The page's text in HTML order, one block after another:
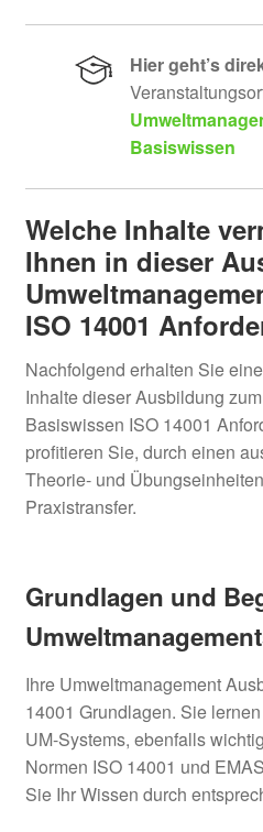
Hier geht’s
Basiswissen
Welche Inhalte
Ihnen in dieser
ISO 14001
Nachfolgend erhalten Sie
Inhalte dieser Ausbildung
Basiswissen ISO 14001
profitieren Sie, durch einen
Theorie- und
Praxistransfer.
Grundlagen und
Ihre Umweltmanagement
14001 Grundlagen. Sie
UM-Systems, ebenfalls
Normen ISO 14001 und
Sie Ihr Wissen durch